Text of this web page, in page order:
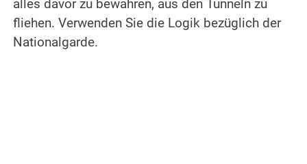
alles davor zu bewahren, aus den Tunneln zu
fliehen.Verwenden Sie die Logik bezüglich der
Nationalgarde.